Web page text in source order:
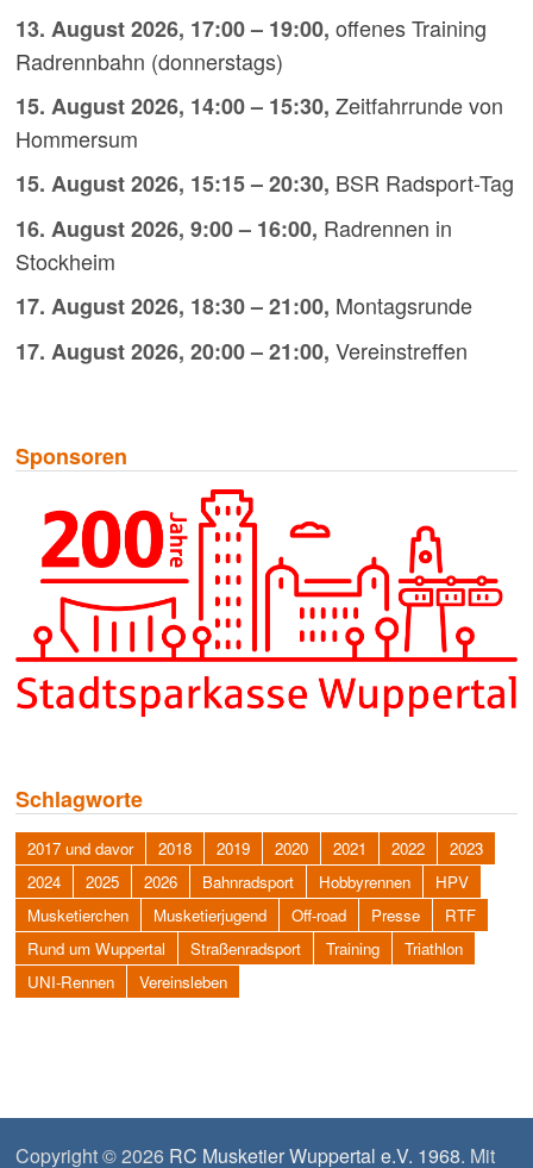
13. August 2026, 17:00– 19:00, offenes Training
Radrennbahn (donnerstags)
15. August 2026, 14:00– 15:30, Zeitfahrrunde von
Hommersum
15. August 2026, 15:15– 20:30, BSR Radsport-Tag
16. August 2026, 9:00– 16:00, Radrennen in
Stockheim
17. August 2026, 18:30– 21:00, Montagsrunde
17. August 2026, 20:00– 21:00, Vereinstreffen
Sponsoren
Schlagworte
2017 und davor 2018 2019 2020 2021 2022
2023
2024
2025 2026 Bahnradsport Hobbyrennen
HPV
Musketierchen
Musketierjugend Off-road Presse
RTF
Rund um Wuppertal
Straßenradsport Training
Triathlon
UNI-Rennen
Vereinsleben
Copyright © 2026 RC Musketier Wuppertal e.V. 1968. Mit